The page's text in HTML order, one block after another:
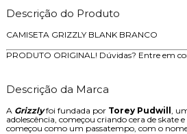
Descrição do Produto
CAMISETA GRIZZLY BLANK BRANCO
PRODUTO ORIGINAL! Dúvidas? Entre em
Descrição da Marca
A Grizzly foi fundada por Torey Pudwill ,
adolescência, começou criando cera de skate
começou como um passatempo, com o